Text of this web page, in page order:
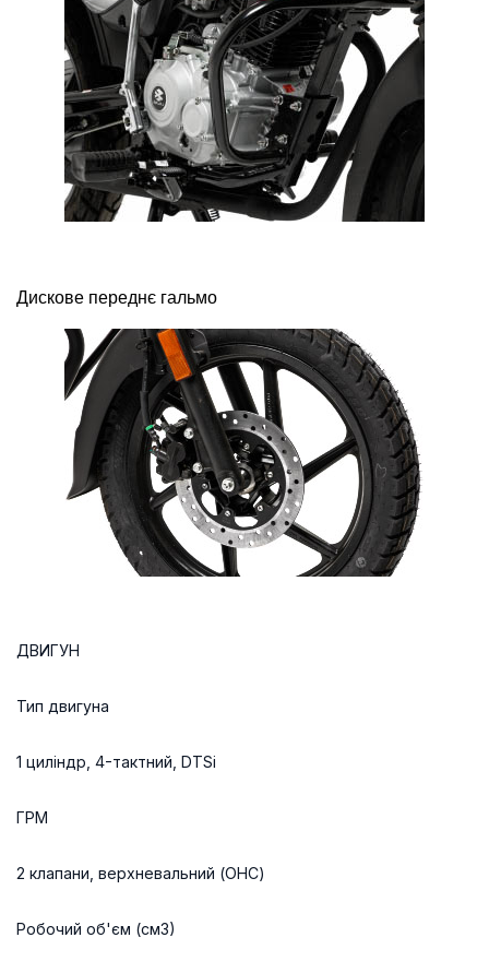
Дискове переднє гальмо
ДВИГУН
Тип двигуна
1 циліндр, 4-тактний, DTSi
ГРМ
2 клапани, верхневальний (OHC)
Робочий об'єм (см3)